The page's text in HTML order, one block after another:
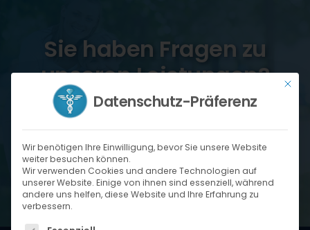
Sie haben Fragen zu
unseren Leistungen?
Wir beraten Sie gerne persönlich und unverbindlich.
JETZT KONTAKT AUFNEHMEN
Mit
Datenschutz-Präferenz
Wir benötigen Ihre Einwilligung, bevor Sie unsere Website
weiter besuchen können.
Wir verwenden Cookies und andere Technologien auf
unserer Website. Einige von ihnen sind essenziell, während
andere uns helfen, diese Website und Ihre Erfahrung zu
verbessern.